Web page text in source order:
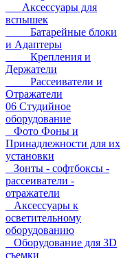
Аксессуары для
вспышек
Батарейные блоки
и Адаптеры
Крепления и
Держатели
Рассеиватели и
Отражатели
06 Студийное
оборудование
Фото Фоны и
Принадлежности для их
установки
Зонты - софтбоксы -
рассеиватели -
отражатели
Аксессуары к
осветительному
оборудованию
Оборудование для 3D
съемки